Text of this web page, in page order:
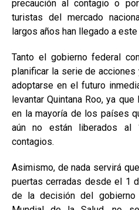
precaución al contagio o
turistas del mercado
largos años han llegado a
Tanto el gobierno federal
planificar la serie de
adoptarse en el futuro
levantar Quintana Roo, ya
en la mayoría de los países
aún no están liberados
contagios.
Asimismo, de nada servirá
puertas cerradas desde el 1
de la decisión del gobierno